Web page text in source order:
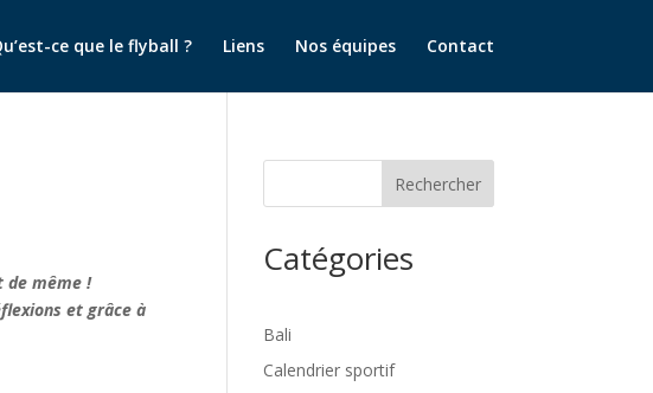
ce que le flyball ? Liens Nos équipes Contact
de même !
et grâce à
Rechercher
Catégories
Bali
Calendrier sportif